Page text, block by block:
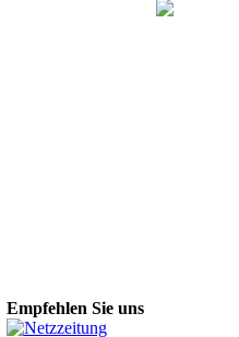
Empfehlen Sie uns